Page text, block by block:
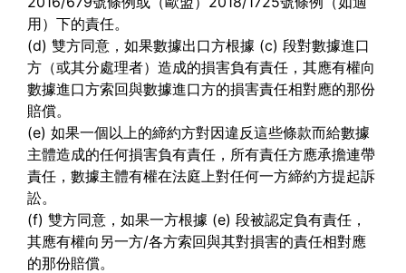
用）下的責任。
(d) 雙方同意，如果數據出口方根據 (c) 段對數據進口
方（或其分處理者）造成的損害負有責任，其應有權向
數據進口方索回與數據進口方的損害責任相對應的那份
賠償。
(e) 如果一個以上的締約方對因違反這些條款而給數據
主體造成的任何損害負有責任，所有責任方應承擔連帶
責任，數據主體有權在法庭上對任何一方締約方提起訴
訟。
(f) 雙方同意，如果一方根據 (e) 段被認定負有責任，
其應有權向另一方/各方索回與其對損害的責任相對應
的那份賠償。